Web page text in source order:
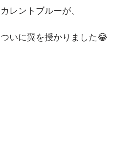
カレントブルーが、
ついに翼を授かりました😂